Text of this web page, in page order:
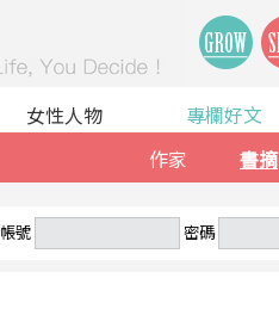
女性人物
專欄好文
作家
書摘
帳號 密碼